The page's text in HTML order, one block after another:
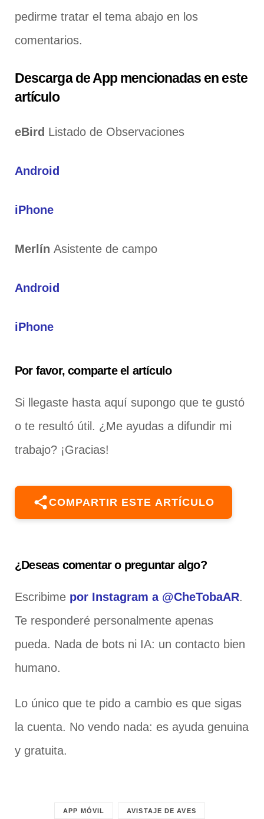
pedirme tratar el tema abajo en los
comentarios.
Descarga de App mencionadas en este
artículo
eBird Listado de Observaciones
Android
iPhone
Merlín Asistente de campo
Android
iPhone
Por favor, comparte el artículo
Si llegaste hasta aquí supongo que te gustó
o te resultó útil. ¿Me ayudas a difundir mi
trabajo? ¡Gracias!
COMPARTIR ESTE ARTÍCULO
¿Deseas comentar o preguntar algo?
Escribime por Instagram a @CheTobaAR.
Te responderé personalmente apenas
pueda. Nada de bots ni IA: un contacto bien
humano.
Lo único que te pido a cambio es que sigas
la cuenta. No vendo nada: es ayuda genuina
y gratuita.
APP MÓVIL AVISTAJE DE AVES